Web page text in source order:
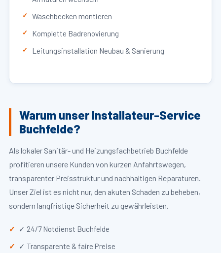
Waschbecken montieren
Komplette Badrenovierung
Leitungsinstallation Neubau & Sanierung
Warum unser Installateur-Service
Buchfelde?
Als lokaler Sanitär- und Heizungsfachbetrieb Buchfelde
profitieren unsere Kunden von kurzen Anfahrtswegen,
transparenter Preisstruktur und nachhaltigen Reparaturen.
Unser Ziel ist es nicht nur, den akuten Schaden zu beheben,
sondern langfristige Sicherheit zu gewährleisten.
✓ 24/7 Notdienst Buchfelde
✓ Transparente & faire Preise